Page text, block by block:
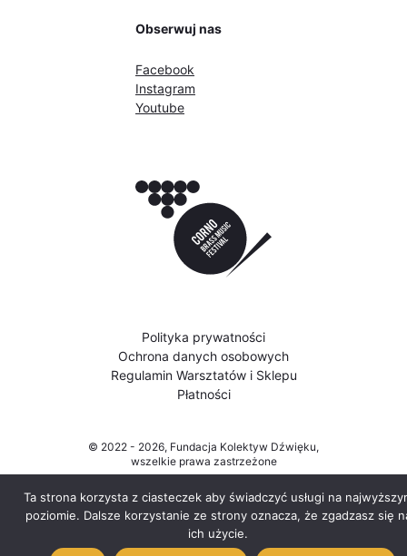
Obserwuj nas
Facebook
Instagram
Youtube
Polityka prywatności
Ochrona danych osobowych
Regulamin Warsztatów i Sklepu
Płatności
© 2022 - 2026, Fundacja Kolektyw Dźwięku,
wszelkie prawa zastrzeżone
Ta strona korzysta z ciasteczek aby świadczyć usługi na
poziomie. Dalsze korzystanie ze strony oznacza, że zgadzasz się
ich użycie.